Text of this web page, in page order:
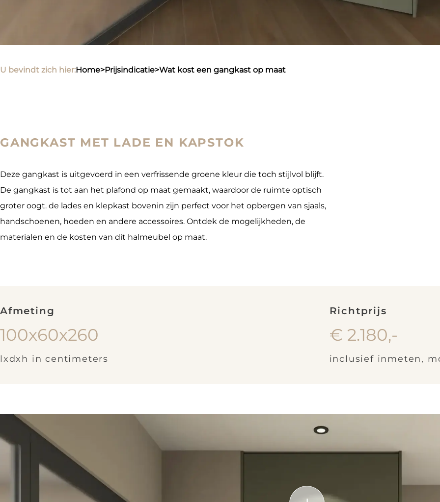
U bevindt zich hier: home> prijsindicatie> wat kost een gangkast op maat
GANGKAST MET LADE EN KAPSTOK
Deze gangkast is uitgevoerd in een verfrissende groene kleur die toch stijlvol blijft.
De gangkast is tot aan het plafond op maat gemaakt, waardoor de ruimte optisch
groter oogt. de lades en klepkast bovenin zijn perfect voor het opbergen van sjaals,
handschoenen, hoeden en andere accessoires. Ontdek de mogelijkheden, de
materialen en de kosten van dit halmeubel op maat.
Afmeting
100x60x260
lxdxh in centimeters
Richtprijs
€ 2.180,-
inclusief inmeten,